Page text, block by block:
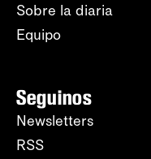
Sobre la diaria
Equipo
Seguinos
Newsletters
RSS